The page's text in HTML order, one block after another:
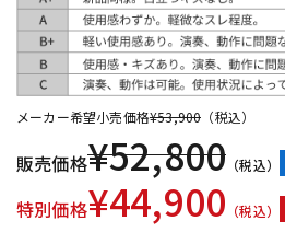
メーカー希望小売価格¥53,900 （税込）
販売価格¥52,800 （税込）
特別価格¥44,900 （税込）